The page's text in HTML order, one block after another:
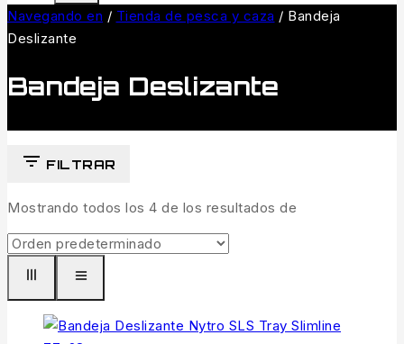
Navegando en / Tienda de pesca y caza / Bandeja
Deslizante
Bandeja Deslizante
FILTRAR
Mostrando todos los 4 de los resultados de